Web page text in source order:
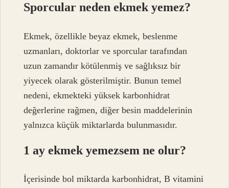
Sporcular neden ekmek yemez?
Ekmek, özellikle beyaz ekmek, beslenme
uzmanları, doktorlar ve sporcular tarafından
uzun zamandır kötülenmiş ve sağlıksız bir
yiyecek olarak gösterilmiştir. Bunun temel
nedeni, ekmekteki yüksek karbonhidrat
değerlerine rağmen, diğer besin maddelerinin
yalnızca küçük miktarlarda bulunmasıdır.
1 ay ekmek yemezsem ne olur?
İçerisinde bol miktarda karbonhidrat, B vitamini